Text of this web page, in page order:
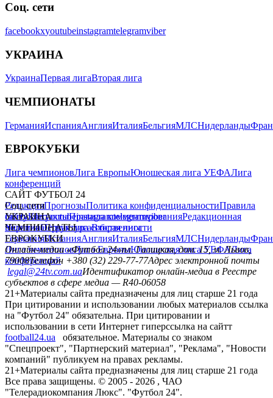
Соц. сети
facebookxyoutubeinstagramtelegramviber
УКРАИНА
УкраинаПервая лигаВторая лига
ЧЕМПИОНАТЫ
ГерманияИспанияАнглияИталияБельгияМЛСНидерланды
ЕВРОКУБКИ
Лига чемпионовЛига ЕвропыЮношеская лига УЕФАЛига
конференций
САЙТ ФУТБОЛ 24
РедакцияПрогнозыПолитика конфиденциальностиПравила
сайтуКонтактыПравила комментированияРедакционная
политикаСтруктура собственности
Соц. сети
facebookxyoutubeinstagramtelegramviber
УКРАИНА
УкраинаПервая лигаВторая лига
ЧЕМПИОНАТЫ
ГерманияИспанияАнглияИталияБельгияМЛСНидерланды
ЕВРОКУБКИ
Лига чемпионовЛига ЕвропыЮношеская лига УЕФАЛига
конференций
Онлайн-медиа «Футбол 24»пл. Галицкая, дом. 15, м. Львов,
79008Телефон +380 (32) 229-77-77Адрес электронной почты
legal@24tv.com.uaИдентификатор онлайн-медиа в Реестре
субъектов в сфере медиа — R40-06058
21+Материалы сайта предназначены для лиц старше 21 года
При цитировании и использовании любых материалов ссылка
на "Футбол 24" обязательна. При цитировании и
использовании в сети Интернет гиперссылка на сайтт
football24.ua
обязательное. Материалы со знаком
"Спецпроект", "Партнерский материал", "Реклама", "Новости
компаний" публикуем на правах рекламы.
21+Материалы сайта предназначены для лиц старше 21 года
Все права защищены. © 2005 - 2026 , ЧАО
"Телерадиокомпания Люкс". "Футбол 24".